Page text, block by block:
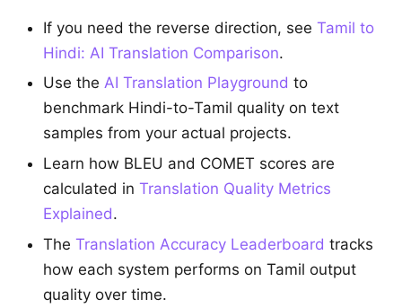
If you need the reverse direction, see Tamil to
Hindi: AI Translation Comparison.
Use the AI Translation Playground to
benchmark Hindi-to-Tamil quality on text
samples from your actual projects.
Learn how BLEU and COMET scores are
calculated in Translation Quality Metrics
Explained.
The Translation Accuracy Leaderboard tracks
how each system performs on Tamil output
quality over time.